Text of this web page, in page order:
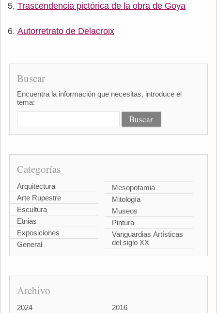
Trascendencia pictórica de la obra de Goya
Autorretrato de Delacroix
Buscar
Encuentra la información que necesitas, introduce el
tema:
Categorías
Arquitectura
Arte Rupestre
Escultura
Etnias
Exposiciones
General
Mesopotamia
Mitología
Museos
Pintura
Vanguardias Artísticas
del siglo XX
Archivo
2024
2016